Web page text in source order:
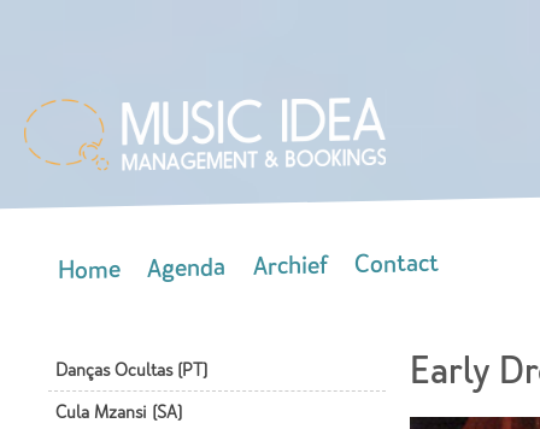
Home Agenda Archief Contact
Danças Ocultas (PT)
Cula Mzansi (SA)
Early